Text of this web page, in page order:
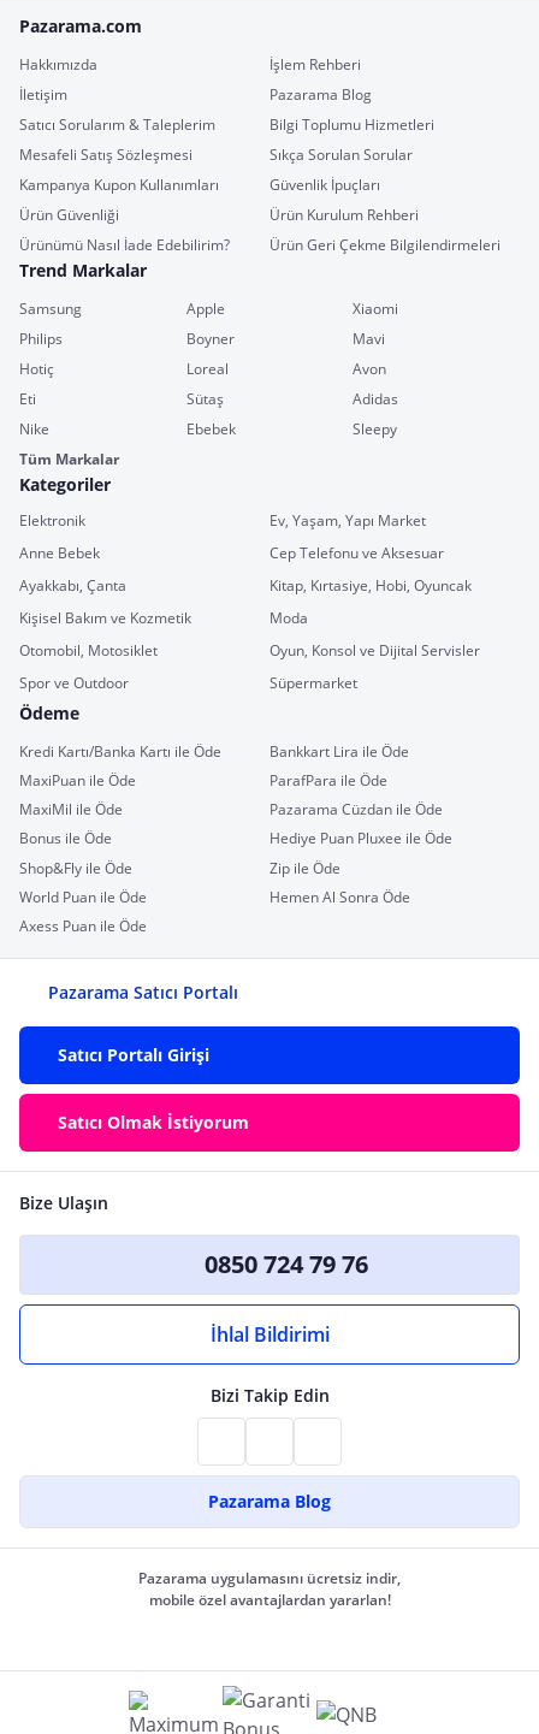
Pazarama.com
Hakkımızda
İşlem Rehberi
İletişim
Pazarama Blog
Satıcı Sorularım & Taleplerim
Bilgi Toplumu Hizmetleri
Mesafeli Satış Sözleşmesi
Sıkça Sorulan Sorular
Kampanya Kupon Kullanımları
Güvenlik İpuçları
Ürün Güvenliği
Ürün Kurulum Rehberi
Ürünümü Nasıl İade Edebilirim?
Ürün Geri Çekme Bilgilendirmeleri
Trend Markalar
Samsung Apple
Xiaomi
Philips
Boyner
Mavi
Hotiç
Loreal
Avon
Eti
Sütaş
Adidas
Nike
Ebebek
Sleepy
Tüm Markalar
Kategoriler
Elektronik
Ev, Yaşam, Yapı Market
Anne Bebek
Cep Telefonu ve Aksesuar
Ayakkabı, Çanta
Kitap, Kırtasiye, Hobi, Oyuncak
Kişisel Bakım ve Kozmetik
Moda
Otomobil, Motosiklet
Oyun, Konsol ve Dijital Servisler
Spor ve Outdoor
Süpermarket
Ödeme
Kredi Kartı/Banka Kartı ile Öde
Bankkart Lira ile Öde
MaxiPuan ile Öde
ParafPara ile Öde
MaxiMil ile Öde
Pazarama Cüzdan ile Öde
Bonus ile Öde
Hediye Puan Pluxee ile Öde
Shop&Fly ile Öde
Zip ile Öde
World Puan ile Öde
Hemen Al Sonra Öde
Axess Puan ile Öde
Pazarama Satıcı Portalı
Satıcı Portalı Girişi
Satıcı Olmak İstiyorum
Bize Ulaşın
0850 724 79 76
İhlal Bildirimi
Bizi Takip Edin
Pazarama Blog
Pazarama uygulamasını ücretsiz indir,
mobile özel avantajlardan yararlan!